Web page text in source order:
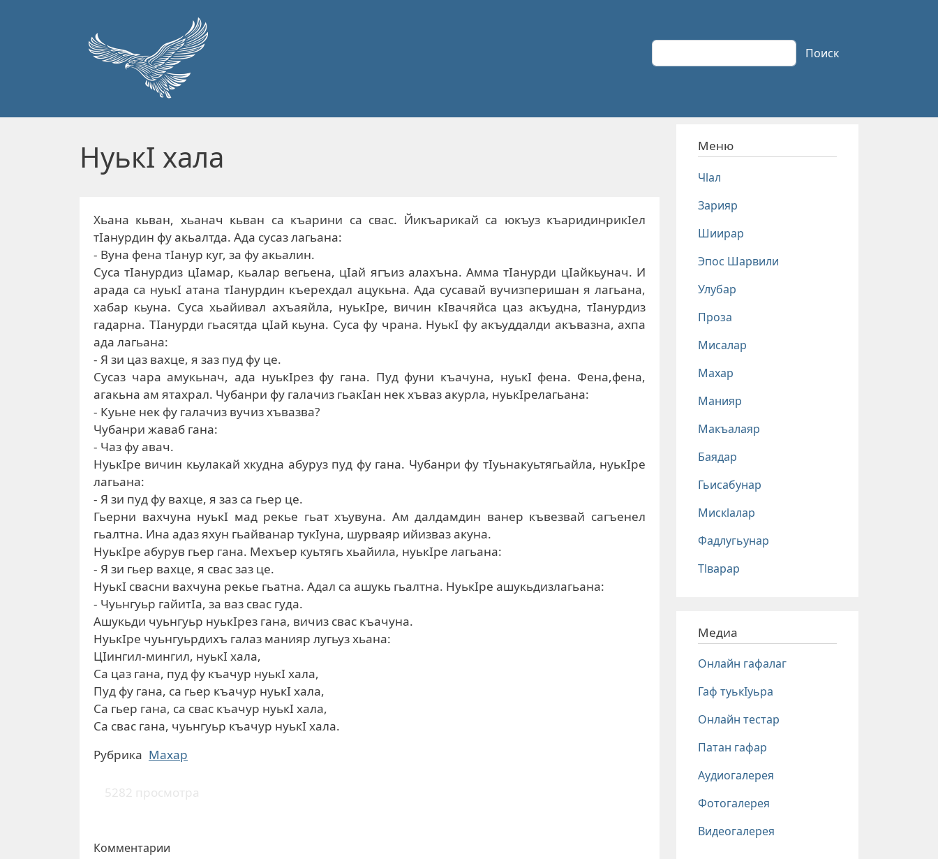
Поиск Поиск
НуькI хала
Хьана кьван, хьанач кьван са къарини са свас. Йикъарикай са юкъуз къаридинрикIел
тIанурдин фу акьалтда. Ада сусаз лагьана:
- Вуна фена тIанур куг, за фу акьалин.
Суса тIанурдиз цIамар, кьалар вегьена, цIай ягъиз алахъна. Амма тIанурди цIайкьунач. И
арада са нуькI атана тIанурдин къерехдал ацукьна. Ада сусавай вучизперишан я лагьана,
хабар кьуна. Суса хьайивал ахъаяйла, нуькIре, вичин кIвачяйса цаз акъудна, тIанурдиз
гадарна. ТIанурди гьасятда цIай кьуна. Суса фу чрана. НуькI фу акъуддалди акъвазна, ахпа
ада лагьана:
- Я зи цаз вахце, я заз пуд фу це.
Сусаз чара амукьнач, ада нуькIрез фу гана. Пуд фуни къачуна, нуькI фена. Фена,фена,
агакьна ам ятахрал. Чубанри фу галачиз гьакIан нек хъваз акурла, нуькIрелагьана:
- Куьне нек фу галачиз вучиз хъвазва?
Чубанри жаваб гана:
- Чаз фу авач.
НуькIре вичин кьулакай хкудна абуруз пуд фу гана. Чубанри фу тIуьнакуьтягьайла, нуькIре
лагьана:
- Я зи пуд фу вахце, я заз са гьер це.
Гьерни вахчуна нуькI мад рекье гьат хъувуна. Ам далдамдин ванер къвезвай сагъенел
гьалтна. Ина адаз яхун гьайванар тукIуна, шурваяр ийизваз акуна.
НуькIре абурув гьер гана. Мехъер куьтягь хьайила, нуькIре лагьана:
- Я зи гьер вахце, я свас заз це.
НуькI свасни вахчуна рекье гьатна. Адал са ашукь гьалтна. НуькIре ашукьдизлагьана:
- Чуьнгуьр гайитIа, за ваз свас гуда.
Ашукьди чуьнгуьр нуькIрез гана, вичиз свас къачуна.
НуькIре чуьнгуьрдихъ галаз манияр лугьуз хьана:
ЦIингил-мингил, нуькI хала,
Са цаз гана, пуд фу къачур нуькI хала,
Пуд фу гана, са гьер къачур нуькI хала,
Са гьер гана, са свас къачур нуькI хала,
Са свас гана, чуьнгуьр къачур нуькI хала.
Рубрика Махар
5282 просмотра
Комментарии
Меню
Чlал
Зарияр
Шиирар
Эпос Шарвили
Улубар
Проза
Мисалар
Махар
Манияр
Макъалаяр
Баядар
Гьисабунар
Мискlалар
Фадлугьунар
Тlварар
Медиа
Онлайн гафалаг
Гаф туькIуьра
Онлайн тестар
Патан гафар
Аудиогалерея
Фотогалерея
Видеогалерея